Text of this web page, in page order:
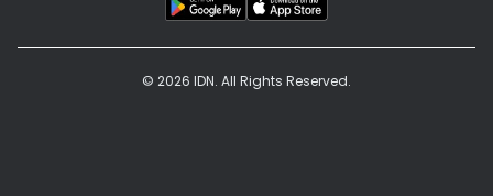
© 2026 IDN. All Rights Reserved.